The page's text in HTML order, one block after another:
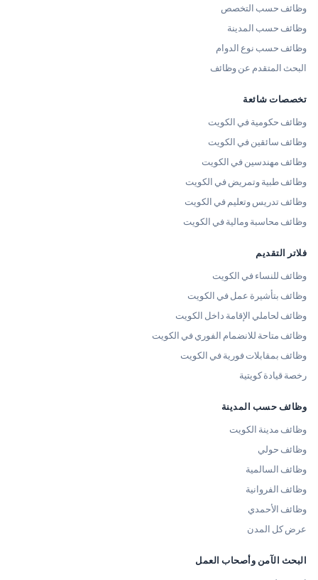
وظائف حسب التخصص
وظائف حسب المدينة
وظائف حسب نوع الدوام
البحث المتقدم عن وظائف
تخصصات شائعة
وظائف حكومية في الكويت
وظائف سائقين في الكويت
وظائف مهندسين في الكويت
وظائف طبية وتمريض في الكويت
وظائف تدريس وتعليم في الكويت
وظائف محاسبة ومالية في الكويت
فلاتر التقديم
وظائف للنساء في الكويت
وظائف بتأشيرة عمل في الكويت
وظائف لحاملي الإقامة داخل الكويت
وظائف متاحة للانضمام الفوري في الكويت
وظائف بمقابلات فورية في الكويت
رخصة قيادة كويتية
وظائف حسب المدينة
وظائف مدينة الكويت
وظائف حولي
وظائف السالمية
وظائف الفروانية
وظائف الأحمدي
عرض كل المدن
البحث الآمن وأصحاب العمل